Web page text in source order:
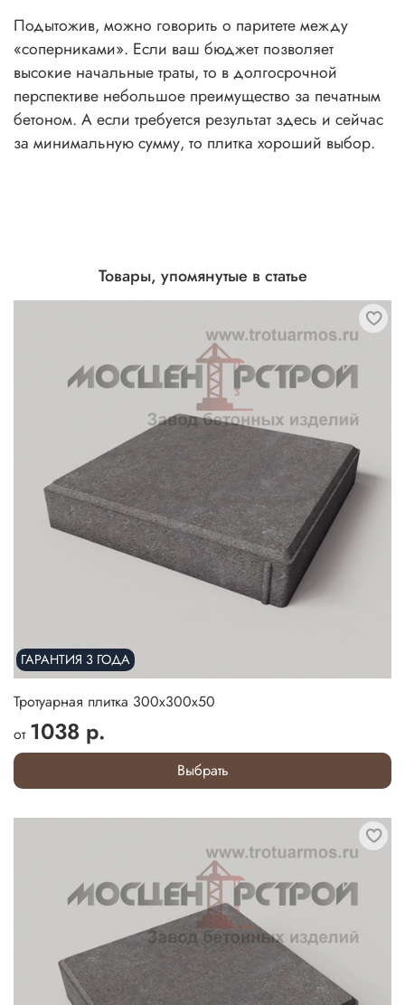
Подытожив, можно говорить о паритете между
«соперниками». Если ваш бюджет позволяет
высокие начальные траты, то в долгосрочной
перспективе небольшое преимущество за печатным
бетоном. А если требуется результат здесь и сейчас
за минимальную сумму, то плитка хороший выбор.
Товары, упомянутые в статье
ГАРАНТИЯ 3 ГОДА
Тротуарная плитка 300х300х50
от 1038 р.
Выбрать